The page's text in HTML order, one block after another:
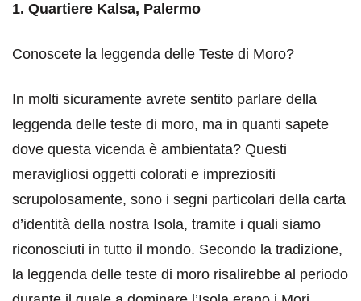
1. Quartiere Kalsa, Palermo
Conoscete la leggenda delle Teste di Moro?
In molti sicuramente avrete sentito parlare della
leggenda delle teste di moro, ma in quanti sapete
dove questa vicenda è ambientata? Questi
meravigliosi oggetti colorati e impreziositi
scrupolosamente, sono i segni particolari della carta
d’identità della nostra Isola, tramite i quali siamo
riconosciuti in tutto il mondo. Secondo la tradizione,
la leggenda delle teste di moro risalirebbe al periodo